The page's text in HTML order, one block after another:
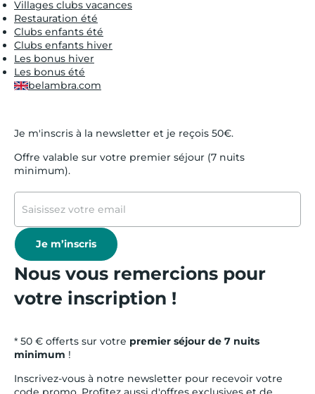
Villages clubs vacances
Restauration été
Clubs enfants été
Clubs enfants hiver
Les bonus hiver
Les bonus été
belambra.com
Je m'inscris à la newsletter et je reçois 50€.
Offre valable sur votre premier séjour (7 nuits
minimum).
Je m’inscris
Nous vous remercions pour
votre inscription !
* 50 € offerts sur votre premier séjour de 7 nuits
minimum !
Inscrivez-vous à notre newsletter pour recevoir votre